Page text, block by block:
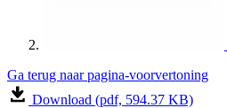
Ga terug naar pagina-voorvertoning
Download (pdf, 594.37 KB)